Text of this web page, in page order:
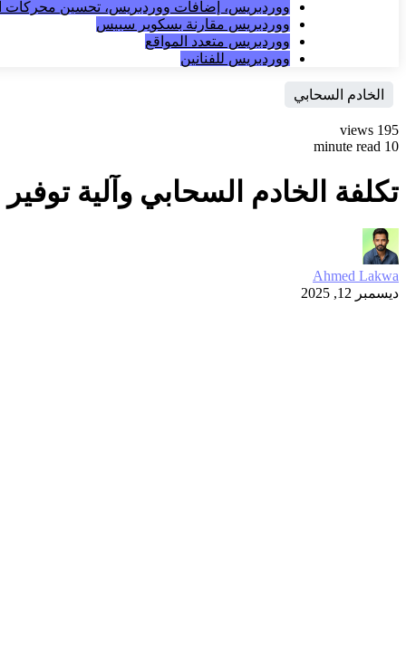
ووردبريس، إضافات ووردبريس، تحسين محركات
ووردبريس مقارنة بسكوير سبيس
ووردبريس متعدد المواقع
ووردبريس للفنانين
الخادم السحابي
195 views
10 minute read
تكلفة الخادم السحابي وآلية
Ahmed Lakwa
ديسمبر 12, 2025